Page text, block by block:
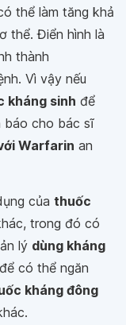
thể làm tăng khả
thể. Điển hình là
thành
Vì vậy nếu
kháng sinh để
báo cho bác sĩ
Warfarin an
của thuốc
trong đó có
lý dùng kháng
có thể ngăn
kháng đông